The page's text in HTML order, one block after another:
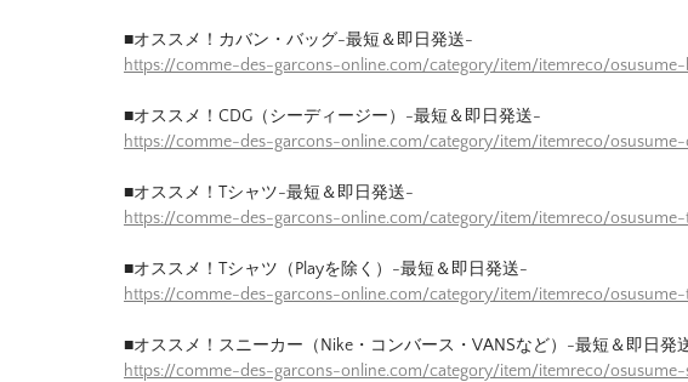
■オススメ！カバン・バッグ-最短＆即日発送-
https://comme-des-garcons-online.com/category/item/itemreco/
■オススメ！CDG（シーディージー）-最短＆即日発送-
https://comme-des-garcons-online.com/category/item/itemreco/
■オススメ！Tシャツ-最短＆即日発送-
https://comme-des-garcons-online.com/category/item/itemreco/
■オススメ！Tシャツ（Playを除く）-最短＆即日発送-
https://comme-des-garcons-online.com/category/item/itemreco/
■オススメ！スニーカー（Nike・コンバース・VANSなど）-最短＆即日発
https://comme-des-garcons-online.com/category/item/itemreco/